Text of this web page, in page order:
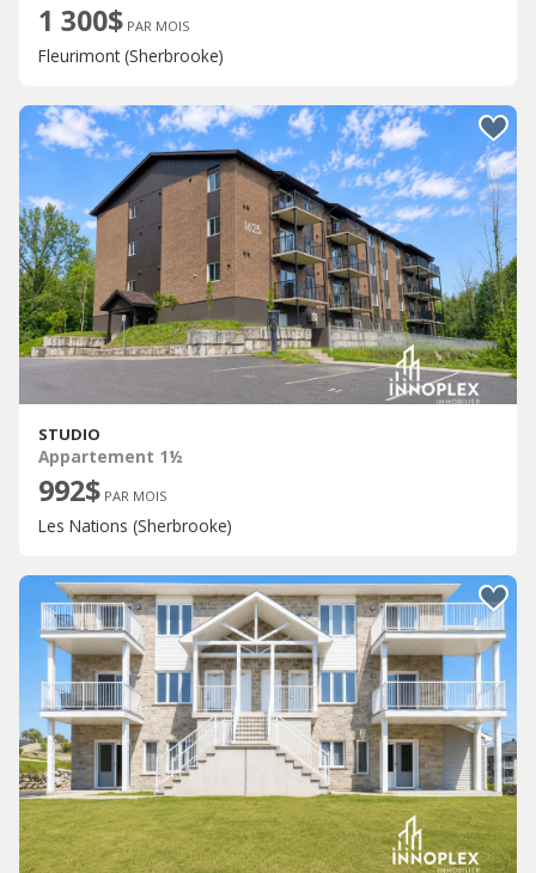
1 300$ PAR MOIS
Fleurimont (Sherbrooke)
STUDIO
Appartement 1½
992$ PAR MOIS
Les Nations (Sherbrooke)